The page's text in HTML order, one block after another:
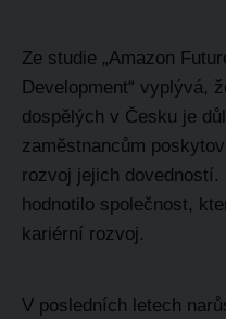
Ze studie „Amazon
Development“ vyplývá,
dospělých v Česku je
zaměstnancům
rozvoj jejich dovedností.
hodnotilo společnost,
kariérní rozvoj.
V posledních letech